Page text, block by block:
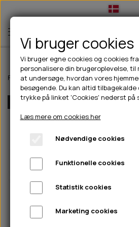
TIL HUND
💧FODER-
CHICOPEE
GODBIDSTASKE
HALSBÅND
🦴 GODBIDDER &
🍖
🎾 LEGETØJ
TÆNDER, ØRE, ØJE,
🐾 UDSTYR &
TIL
DRIKKEFLASKER/
HUER OG VANTER
PINEWOOD SALES
TIL KAT
TILBUD
NYHEDER
ABONNEMENT
Forside Til hunde Halsbånd, liner &
Flere størrelser
Vi bruger cookies
Vi bruger egne cookies og cookies
personalisere din brugeroplevelse,
at undersøge, hvordan vores
besøgende. Du kan altid
trykke på linket 'Cookies' nederst på
Læs mere om cookies her
Nødvendige cookies
Funktionelle cookies
Statistik cookies
Marketing cookies